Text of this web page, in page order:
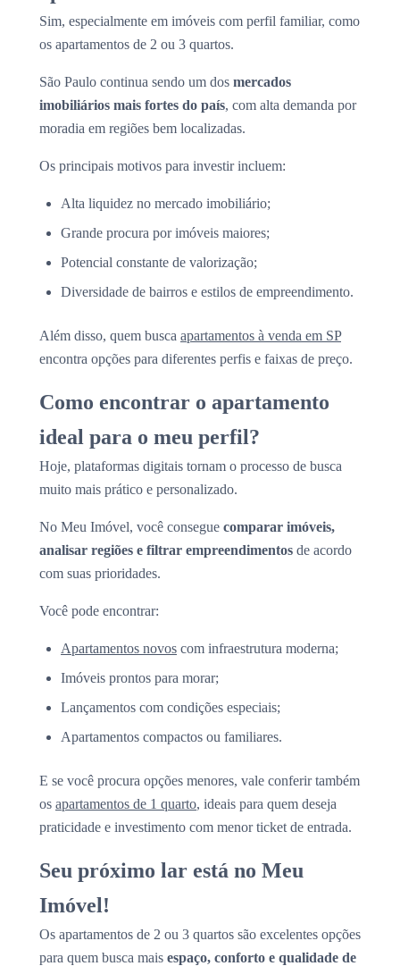
Sim, especialmente em imóveis com perfil familiar, como
os apartamentos de 2 ou 3 quartos.
São Paulo continua sendo um dos mercados
imobiliários mais fortes do país, com alta demanda por
moradia em regiões bem localizadas.
Os principais motivos para investir incluem:
Alta liquidez no mercado imobiliário;
Grande procura por imóveis maiores;
Potencial constante de valorização;
Diversidade de bairros e estilos de empreendimento.
Além disso, quem busca apartamentos à venda em SP
encontra opções para diferentes perfis e faixas de preço.
Como encontrar o apartamento
ideal para o meu perfil?
Hoje, plataformas digitais tornam o processo de busca
muito mais prático e personalizado.
No Meu Imóvel, você consegue comparar imóveis,
analisar regiões e filtrar empreendimentos de acordo
com suas prioridades.
Você pode encontrar:
Apartamentos novos com infraestrutura moderna;
Imóveis prontos para morar;
Lançamentos com condições especiais;
Apartamentos compactos ou familiares.
E se você procura opções menores, vale conferir também
os apartamentos de 1 quarto, ideais para quem deseja
praticidade e investimento com menor ticket de entrada.
Seu próximo lar está no Meu
Imóvel!
Os apartamentos de 2 ou 3 quartos são excelentes opções
para quem busca mais espaço, conforto e qualidade de